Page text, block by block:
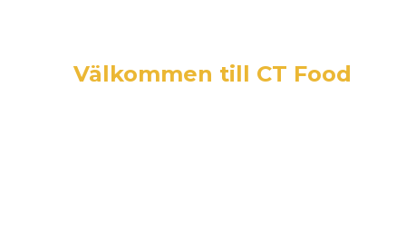
Välkommen till CT Food